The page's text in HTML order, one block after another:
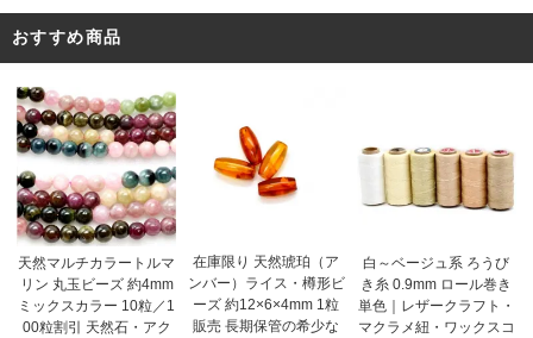
おすすめ商品
天然マルチカラートルマ
リン 丸玉ビーズ 約4mm
ミックスカラー 10粒／1
00粒割引 天然石・アク
在庫限り 天然琥珀（ア
ンバー）ライス・樽形ビ
ーズ 約12×6×4mm 1粒
販売 長期保管の希少な
白～ベージュ系 ろうび
き糸 0.9mm ロール巻き
単色｜レザークラフト・
マクラメ紐・ワックスコ